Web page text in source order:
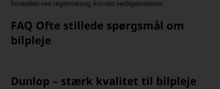
forskellen ved regelmæssig, korrekt vedligeholdelse.
FAQ Ofte stillede spørgsmål om
bilpleje
Dunlop – stærk kvalitet til bilpleje